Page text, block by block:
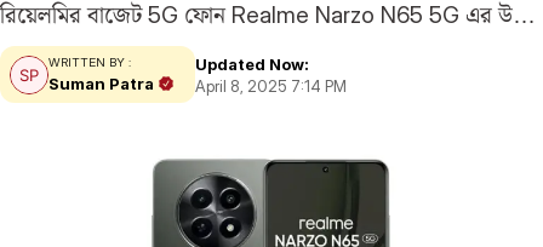
রিয়েলমির বাজেট 5G ফোন Realme Narzo N65 5G এর উপর
পাওয়া যাচ্ছে। এর 8GB র‍্যাম এবং 128GB ইন্টারনাল স্টোরেজ
ভ্যারিয়েন্টের…
WRITTEN BY :
Suman Patra
Updated Now:
April 8, 2025 7:14 PM